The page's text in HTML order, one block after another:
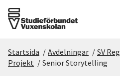
Det här gör vi
Startsida / Avdelningar / SV
Projekt / Senior Storytelling